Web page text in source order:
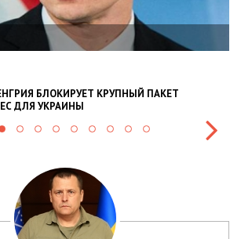
БЛОКИРУЕТ КРУПНЫЙ ПАКЕТ
ДЛЯ УКРАИНЫ